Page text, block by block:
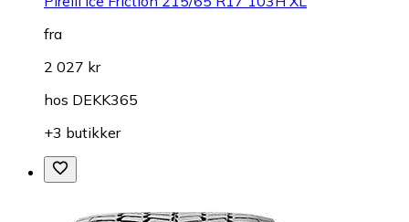
fra
2 027 kr
hos DEKK365
+3 butikker